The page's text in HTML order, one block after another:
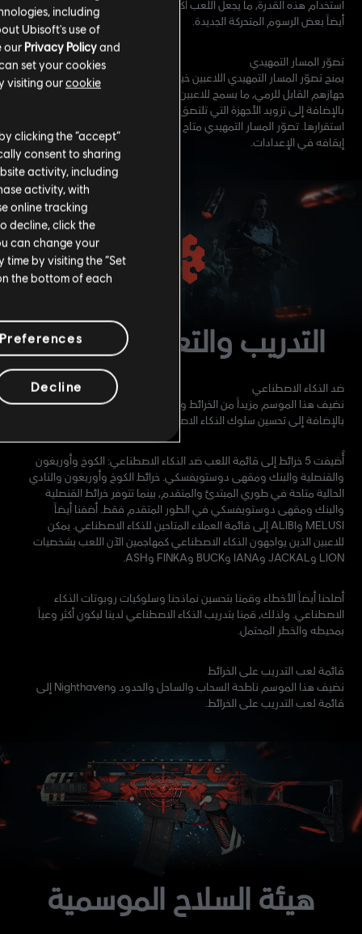
استخدام هذه القدرة، ما يجعل اللعب أكثر طبيعية واستجابة للمهاجمين. أضفنا
أيضاً بعض الرسوم المتحركة الجديدة.
تصوّر المسار التمهيدي
يمنح تصوّر المسار التمهيدي اللاعبين خيار رؤية تمثيل بصري لمكان استقرار
جهازهم القابل للرمي، ما يسمح للاعبين بإعداد الأجهزة بشكل أكثر دقة،
بالإضافة إلى تزويد الأجهزة التي تلتصق بالأسطح بقطعة خفية لإظهار مكان
استقرارها. تصوّر المسار التمهيدي متاح لجميع أطوار اللعب، ويمكن تشغيله أو
إيقافه في الإعدادات.
التدريب والتعريف باللعبة
ضد الذكاء الاصطناعي
نضيف هذا الموسم مزيداً من الخرائط والعملاء إلى قائمة اللعب هذه،
بالإضافة إلى تحسين سلوك الذكاء الاصطناعي.
أُضيفت 5 خرائط إلى قائمة اللعب ضد الذكاء الاصطناعي: الكوخ وأوريغون
والقنصلية والبنك ومقهى دوستويفسكي. خرائط الكوخ وأوريغون والنادي
الحالية متاحة في طوري المبتدئ والمتقدم، بينما تتوفر خرائط القنصلية
والبنك ومقهى دوستويفسكي في الطور المتقدم فقط. أضفنا أيضاً
MELUSI وALIBI إلى قائمة العملاء المتاحين للذكاء الاصطناعي. يمكن
للاعبين الذين يواجهون الذكاء الاصطناعي كمهاجمين الآن اللعب بشخصيات
LION وJACKAL وIANA وBUCK وFINKA وASH.
أصلحنا أيضاً الأخطاء وقمنا بتحسين نماذجنا وسلوكيات روبوتات الذكاء
الاصطناعي. ولذلك، قمنا بتدريب الذكاء الاصطناعي لدينا ليكون أكثر وعياً
بمحيطه والخطر المحتمل.
قائمة لعب التدريب على الخرائط
نضيف هذا الموسم ناطحة السحاب والساحل والحدود وNighthaven إلى
قائمة لعب التدريب على الخرائط.
هيئة السلاح الموسمية
including
Ubisoft's use of
our Privacy Policyand
set your cookies
visiting ourcookie
clicking the “accept”
consent to sharing
activity, including
activity, with
online tracking
decline, click the
can change your
by visiting the “Set
the bottom of each
Decline